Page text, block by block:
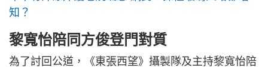
知？
黎寬怡陪同方俊登門對質
為了討回公道，《東張西望》攝製隊及主持黎寬怡陪